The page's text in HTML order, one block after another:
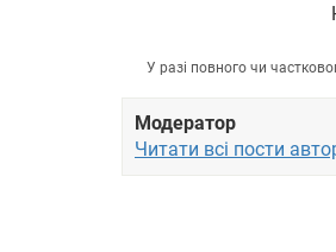
У разі повного чи
Модератор
Читати всі пости